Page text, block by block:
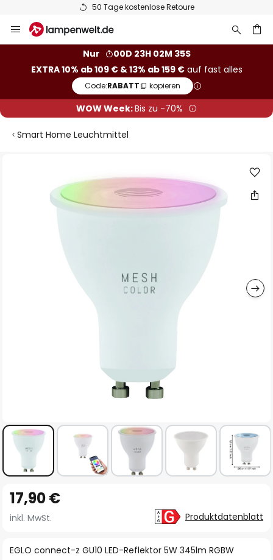
50 Tage kostenlose Retoure
Inhalt
Nur
00D 23H 02M 35S
EXTRA 10% ab 109 € & 13% ab 159 €auf fast alles
Code:RABATT kopieren
WOW Week:Bis zu -70%
Smart Home Leuchtmittel
Bildgalerie
Anfang
der
springen
EGLO connect-z GU10 LED-Reflektor 5W 345lm RGBW
17,90 €
inkl. MwSt. Produktdatenblatt